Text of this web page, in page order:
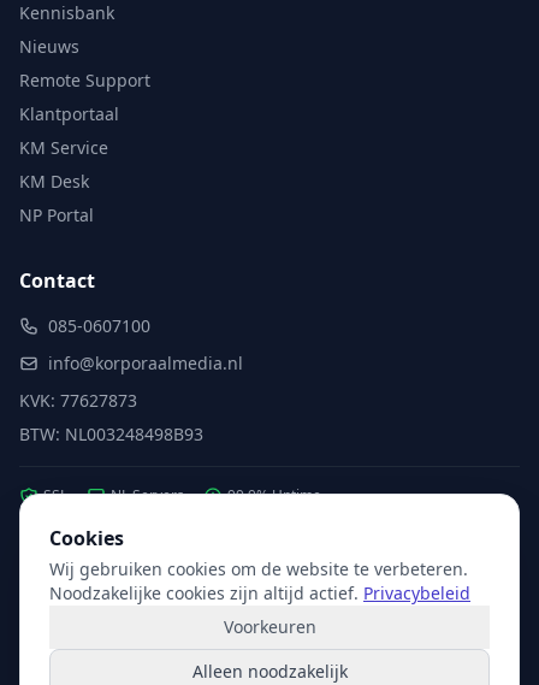
Kennisbank
Nieuws
Remote Support
Klantportaal
KM Service
KM Desk
NP Portal
Contact
085-0607100
info@korporaalmedia.nl
KVK: 77627873
BTW: NL003248498B93
SSL NL Servers 99.9% Uptime
Partner van: Microsoft·X2com Hikvision
© 2026 Korporaal Media. Alle rechten voorbehouden.
Cookies
Wij gebruiken cookies om de website te verbeteren.
Noodzakelijke cookies zijn altijd actief. Privacybeleid
Voorkeuren
Alleen noodzakelijk